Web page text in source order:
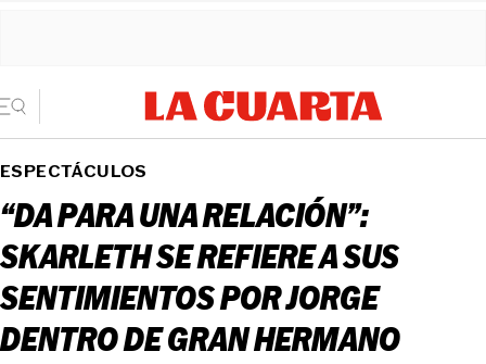
ESPECTÁCULOS
“DA PARA UNA RELACIÓN”:
SKARLETH SE REFIERE A SUS
SENTIMIENTOS POR JORGE
DENTRO DE GRAN HERMANO